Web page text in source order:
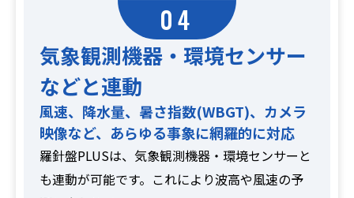
04
気象観測機器・環境センサー
などと連動
風速、降水量、暑さ指数(WBGT)、カメラ
映像など、あらゆる事象に網羅的に対応
羅針盤PLUSは、気象観測機器・環境センサーと
も連動が可能です。これにより波高や風速の予